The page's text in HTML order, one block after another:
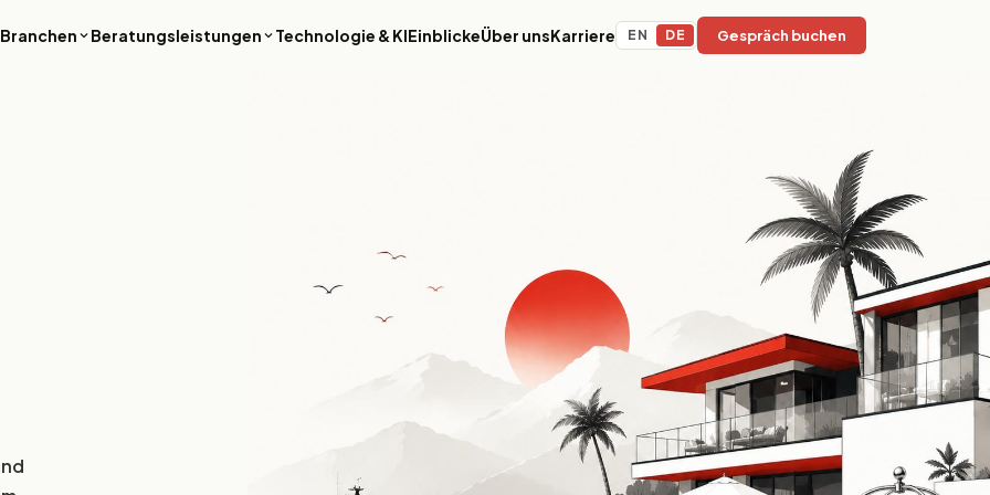
Branchen Beratungsleistungen Technologie & KIEinblickeÜber unsKarriere EN DE Gespräch buchen
Content-Operationen für
Bildungseinrichtungen.
Prozessautomatisierung und
Datenplattformen, mit denen
Großunternehmen mit Tempo,
Kontrolle und globaler Skalierung
Nachhaltigkeit & ESG
Erfassung von Umweltauswirkungen,
ESG-Reporting-Infrastruktur und
Compliance-Plattformen für
verantwortungsvolle
Organisationen.